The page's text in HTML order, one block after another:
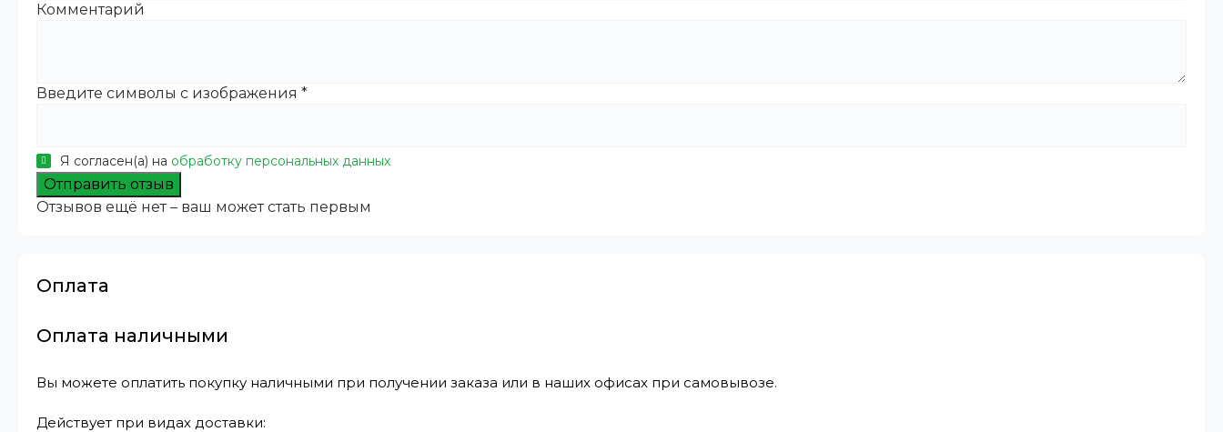
Комментарий
Введите символы с изображения *
Я согласен(а) на обработку персональных данных
Отправить отзыв
Отзывов ещё нет – ваш может стать первым
Оплата
Оплата наличными
Вы можете оплатить покупку наличными при получении заказа или в наших офисах при самовывозе.
Действует при видах доставки: